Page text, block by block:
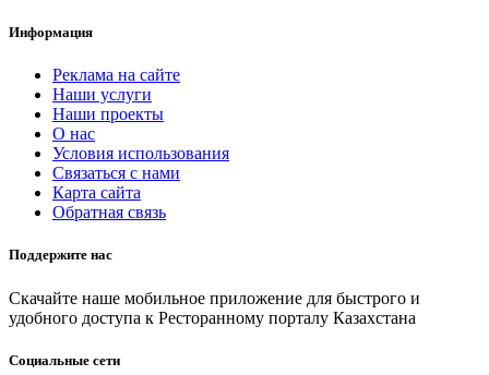
Информация
Реклама на сайте
Наши услуги
Наши проекты
О нас
Условия использования
Связаться с нами
Карта сайта
Обратная связь
Поддержите нас
Скачайте наше мобильное приложение для быстрого и
удобного доступа к Ресторанному порталу Казахстана
Социальные сети